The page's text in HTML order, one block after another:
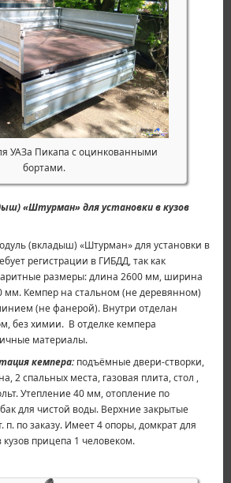
УАЗа Пикапа с оцинкованными
бортами.
«Штурман» для установки в кузов
(вкладыш) «Штурман» для установки в
регистрации в ГИБДД, так как
размеры: длина 2600 мм, ширина
мм. Кемпер на стальном (не деревянном)
(не фанерой). Внутри отделан
без химии. В отделке кемпера
материалы.
кемпера: подъёмные двери-створки,
2 спальных места, газовая плита, стол ,
Утепление 40 мм, отопление по
для чистой воды. Верхние закрытые
п. по заказу. Имеет 4 опоры, домкрат для
кузов прицепа 1 человеком.